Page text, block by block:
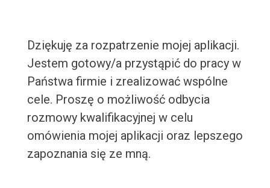
Dziękuję za rozpatrzenie mojej aplikacji.
Jestem gotowy/a przystąpić do pracy w
Państwa firmie i zrealizować wspólne
cele. Proszę o możliwość odbycia
rozmowy kwalifikacyjnej w celu
omówienia mojej aplikacji oraz lepszego
zapoznania się ze mną.